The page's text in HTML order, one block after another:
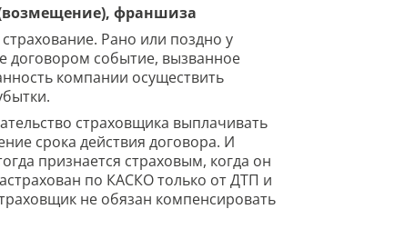
(возмещение), франшиза
Рано или поздно у
договором событие, вызванное
компании осуществить
страховщика выплачивать
срока действия договора. И
признается страховым, когда он
по КАСКО только от ДТП и
не обязан компенсировать